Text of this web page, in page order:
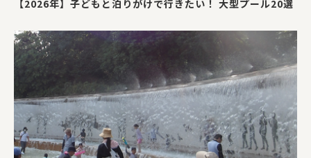
【2026年】子どもと泊りがけで行きたい！ 大型プール20選